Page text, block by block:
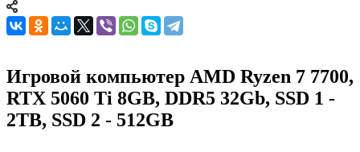
Игровой компьютер AMD Ryzen 7 7700,
RTX 5060 Ti 8GB, DDR5 32Gb, SSD 1 -
2TB, SSD 2 - 512GB